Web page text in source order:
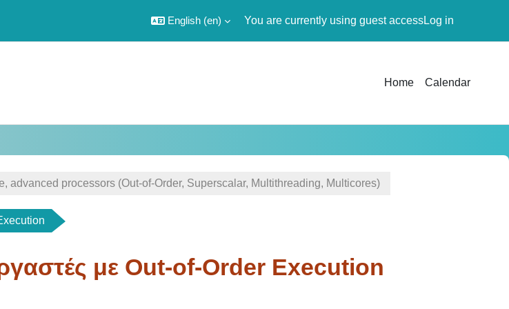
English ‎(en)‎ You are currently using guest accessLog in
Home Calendar
advanced processors (Out-of-Order, Superscalar, Multithreading, Multicores)
με Out-of-Order Execution